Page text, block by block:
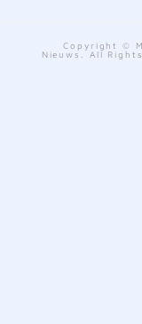
Copyright ©
Nieuws. All